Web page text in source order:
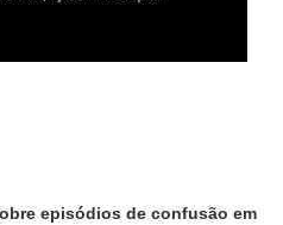
episódios de confusão em